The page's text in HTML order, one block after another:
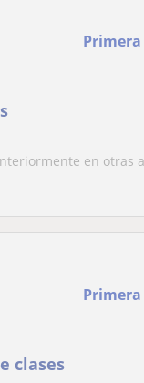
en otras
clases